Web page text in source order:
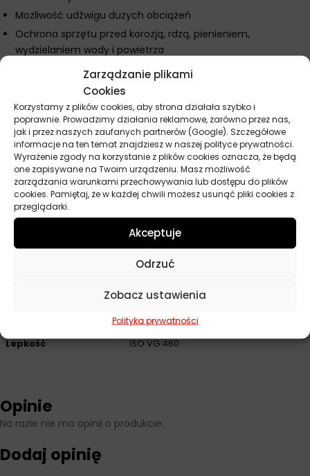
Zarządzanie plikami
Cookies
Korzystamy z plików cookies, aby strona działała szybko i
poprawnie. Prowadzimy działania reklamowe, zarówno przez nas,
jak i przez naszych zaufanych partnerów (Google). Szczegółowe
informacje na ten temat znajdziesz w naszej polityce prywatności.
Wyrażenie zgody na korzystanie z plików cookies oznacza, że będą
one zapisywane na Twoim urządzeniu. Masz możliwość
zarządzania warunkami przechowywania lub dostępu do plików
cookies. Pamiętaj, że w każdej chwili możesz usunąć pliki cookies z
przeglądarki.
Akceptuje
Odrzuć
Zobacz ustawienia
Polityka prywatności
Możliwość udźwigu dużych obciążeń
Ochrona sprzętu przed korozją, rdzą, pienieniem,
wydzielaniem wody i powietrza
Spełnia wymagania:
AGMA 9005 E02
DIN 51517-3 CLP
ISO 12925-1 CKD
Parametry techniczne
Mobil
20 l
AGMA 9005 E02, AGMA 9005 F16, DIN
51517 3 CLP, Flender, GE D50E32, ISO
12925-1 CKD, SEW-Eurodrive
Lepkość ISO VG 460
Opinie
Na razie nie ma opinii o produkcie.
Dodaj opinię